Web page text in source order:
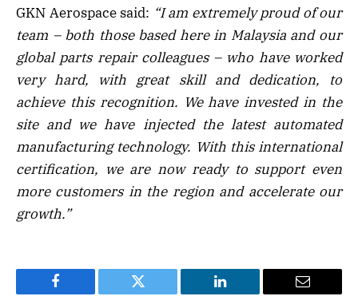
GKN Aerospace said: “I am extremely proud of our
team – both those based here in Malaysia and our
global parts repair colleagues – who have worked
very hard, with great skill and dedication, to
achieve this recognition. We have invested in the
site and we have injected the latest automated
manufacturing technology. With this international
certification, we are now ready to support even
more customers in the region and accelerate our
growth.”
Facebook Twitter LinkedIn Email